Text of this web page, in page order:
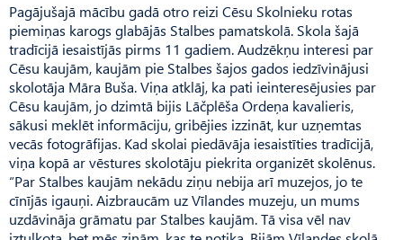
Pagājušajā mācību gadā otro reizi Cēsu Skolnieku rotas
piemiņas karogs glabājās Stalbes pamatskolā. Skola šajā
tradīcijā iesaistījās pirms 11 gadiem. Audzēkņu interesi par
Cēsu kaujām, kaujām pie Stalbes šajos gados iedzīvinājusi
skolotāja Māra Buša. Viņa atklāj, ka pati ieinteresējusies par
Cēsu kaujām, jo dzimtā bijis Lāčplēša Ordeņa kavalieris,
sākusi meklēt informāciju, gribējies izzināt, kur uzņemtas
vecās fotogrāfijas. Kad skolai piedāvāja iesaistīties tradīcijā,
viņa kopā ar vēstures skolotāju piekrita organizēt skolēnus.
“Par Stalbes kaujām nekādu ziņu nebija arī muzejos, jo te
cīnījās igauņi. Aizbraucām uz Vīlandes muzeju, un mums
uzdāvināja grāmatu par Stalbes kaujām. Tā visa vēl nav